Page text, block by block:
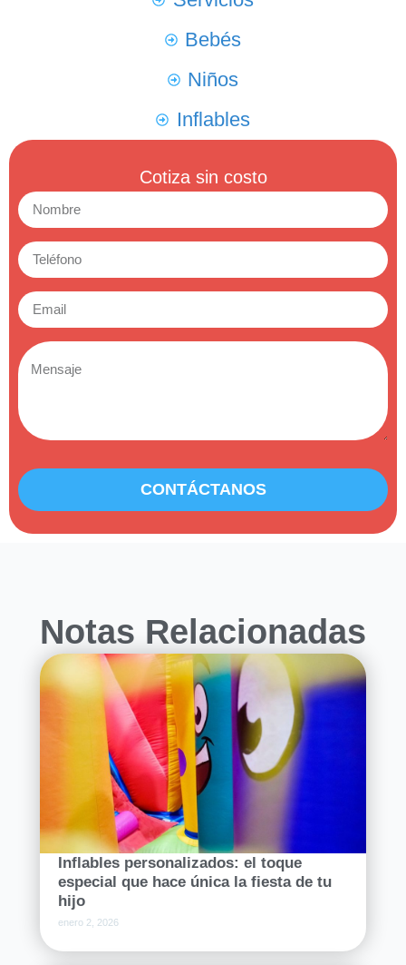
Bebés
Niños
Inflables
Cotiza sin costo
CONTÁCTANOS
Notas Relacionadas
Inflables personalizados: el toque
especial que hace única la fiesta de tu
hijo
enero 2, 2026